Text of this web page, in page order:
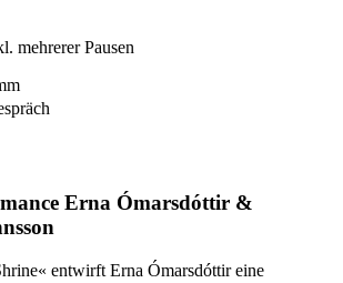
mehrerer Pausen
Erna Ómarsdóttir &
entwirft Erna Ómarsdóttir eine